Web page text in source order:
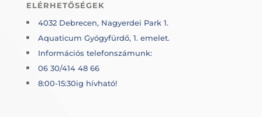
ELÉRHETŐSÉGEK
4032 Debrecen, Nagyerdei Park 1.
Aquaticum Gyógyfürdő, 1. emelet.
Információs telefonszámunk:
06 30/414 48 66
8:00-15:30ig hívható!